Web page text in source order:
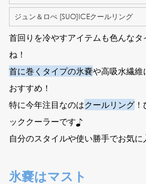
ジュン＆ロぺ [SUO]ICEクールリング
首回りを冷やすアイテムも色んな
ね！
首に巻くタイプの氷嚢や高吸水繊維
おすすめ！
特に今年注目なのはクールリング
ッククーラーです♪
自分のスタイルや使い勝手でお気
氷嚢はマスト